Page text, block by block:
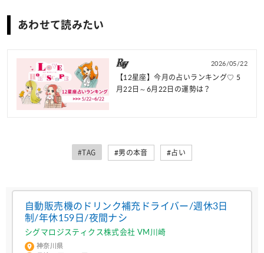
あわせて読みたい
2026/05/22
【12星座】今月の占いランキング♡ 5
月22日～6月22日の運勢は？
#TAG #男の本音 #占い
自動販売機のドリンク補充ドライバー/週休3日
制/年休159日/夜間ナシ
シグマロジスティクス株式会社 VM川崎
神奈川県